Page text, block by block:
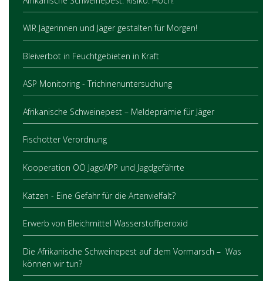
WIR Jägerinnen und Jäger gestalten für Morgen!
Bleiverbot in Feuchtgebieten in Kraft
ASP Monitoring - Trichinenuntersuchung
Afrikanische Schweinepest – Meldeprämie für Jäger
Fischotter Verordnung
Kooperation OÖ JagdAPP und Jagdgefährte
Katzen - Eine Gefahr für die Artenvielfalt?
Erwerb von Bleichmittel Wasserstoffperoxid
Die Afrikanische Schweinepest auf dem Vormarsch – Was
können wir tun?